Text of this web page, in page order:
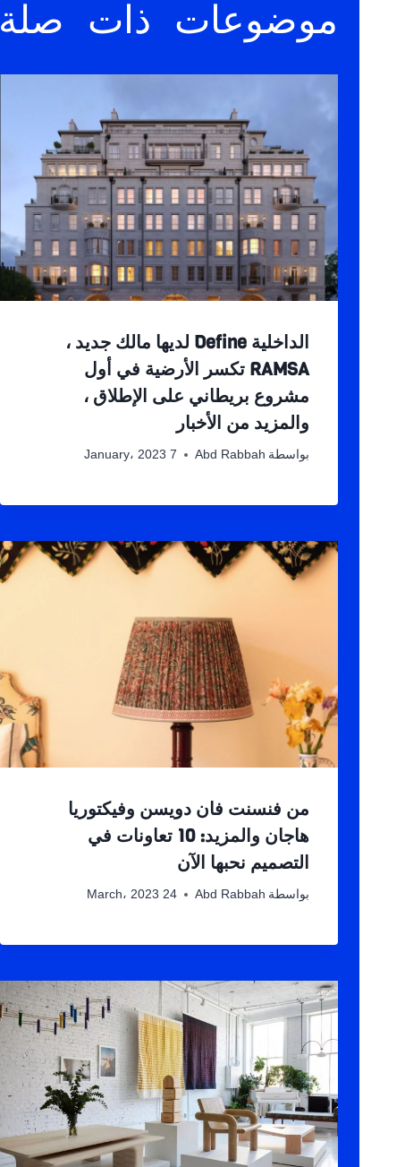
موضوعات ذات صلة
الداخلية Define لديها مالك جديد ،
RAMSA تكسر الأرضية في أول
مشروع بريطاني على الإطلاق ،
والمزيد من الأخبار
بواسطة Abd Rabbah 7 January، 2023
من فنسنت فان دويسن وفيكتوريا
هاجان والمزيد: 10 تعاونات في
التصميم نحبها الآن
بواسطة Abd Rabbah 24 March، 2023